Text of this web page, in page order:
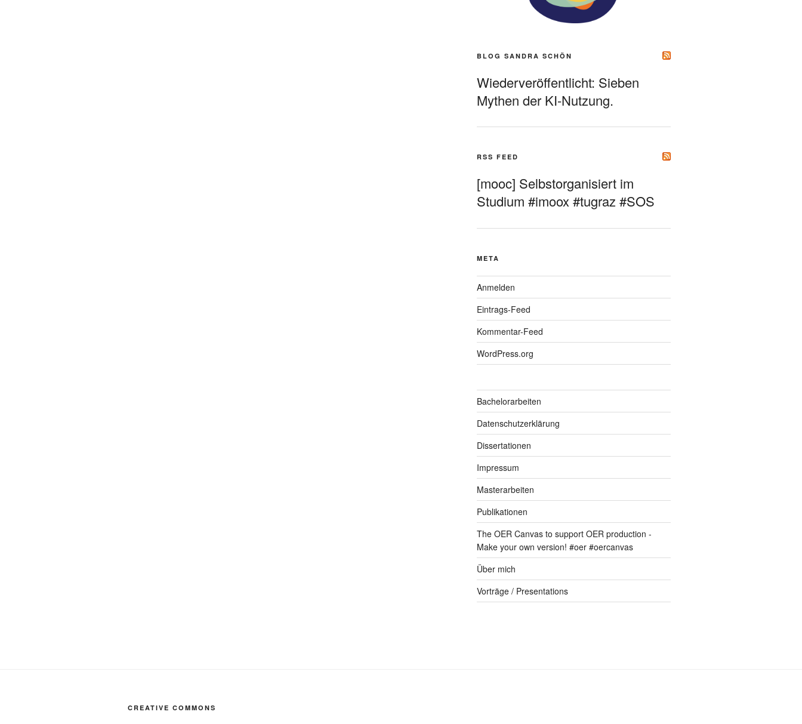
BLOG SANDRA SCHÖN
Wiederveröffentlicht: Sieben
Mythen der KI-Nutzung.
RSS FEED
[mooc] Selbstorganisiert im
Studium #imoox #tugraz #SOS
META
Anmelden
Eintrags-Feed
Kommentar-Feed
WordPress.org
Bachelorarbeiten
Datenschutzerklärung
Dissertationen
Impressum
Masterarbeiten
Publikationen
The OER Canvas to support OER production -
Make your own version! #oer #oercanvas
Über mich
Vorträge / Presentations
CREATIVE COMMONS